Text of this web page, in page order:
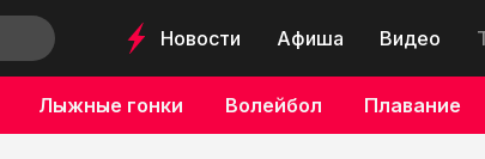
Новости Афиша Видео
Лыжные гонки Волейбол Плавание